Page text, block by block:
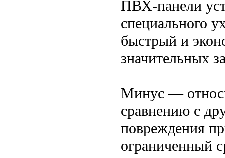
ПВХ-панели
специального
быстрый и
значительных
Минус —
сравнению с
повреждения
ограниченный